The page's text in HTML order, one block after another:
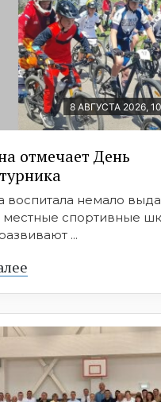
8 АВГУСТА 2026,
отмечает День
воспитала немало
местные спортивные
...